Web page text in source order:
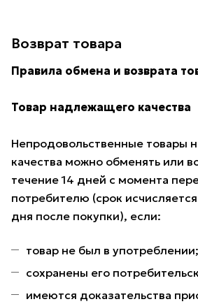
Возврат товара
Правила обмена и возврата
Товар надлежащего качества
Непродовольственные товары
качества можно обменять или
течение 14 дней с момента
потребителю (срок
дня после покупки), если:
товар не был в употреблении;
сохранены его
имеются доказательства